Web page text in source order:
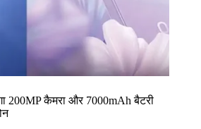
200MP कैमरा और 7000mAh बैटरी